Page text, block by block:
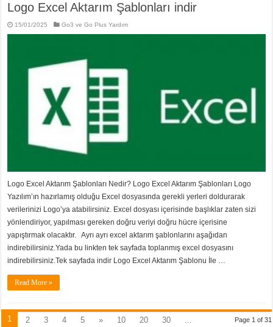
Logo Excel Aktarım Şablonları indir
15/01/2025 Go3 ve Go Plus Yardım
Logo Excel Aktarım Şablonları Nedir? Logo Excel Aktarım Şablonları Logo
Yazılım’ın hazırlamış olduğu Excel dosyasında gerekli yerleri doldurarak
verilerinizi Logo’ya atabilirsiniz. Excel dosyası içerisinde başlıklar zaten sizi
yönlendiriyor, yapılması gereken doğru veriyi doğru hücre içerisine
yapıştırmak olacaktır. Ayrı ayrı excel aktarım şablonlarını aşağıdan
indirebilirsiniz.Yada bu linkten tek sayfada toplanmış excel dosyasını
indirebilirsiniz.Tek sayfada indir Logo Excel Aktarım Şablonu İle …
Read More »
Page 1 of 31
1 2 3 4 5 » 10 20 30